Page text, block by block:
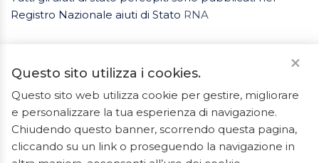
Registro Nazionale aiuti di Stato RNA
2023 © Tutti i diritti riservati. ArredoBagno.shop è un
marchio registrato.
Questo sito utilizza i cookies.
Questo sito web utilizza cookie per gestire, migliorare
e personalizzare la tua esperienza di navigazione.
Chiudendo questo banner, scorrendo questa pagina,
cliccando su un link o proseguendo la navigazione in